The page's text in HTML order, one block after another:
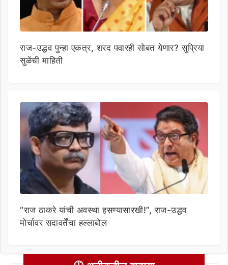
राज-उद्धव पुन्हा एकत्र, शरद पवारही सोबत येणार? सुप्रिया
सुळेंची माहिती
“राज ठाकरे यांची अवस्था हसण्यासारखी!”, राज-उद्धव
मोर्चावर सदावर्तेंचा हल्लाबोल